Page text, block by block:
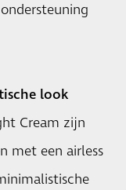
look
Cream zijn
met een airless